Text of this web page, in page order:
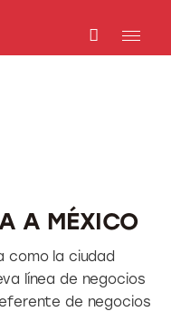
A MÉXICO
como la ciudad
línea de negocios
de negocios